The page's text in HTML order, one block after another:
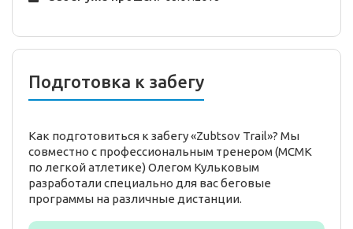
Подготовка к забегу
Как подготовиться к забегу «Zubtsov Trail»? Мы
совместно с профессиональным тренером (МСМК
по легкой атлетике) Олегом Кульковым
разработали специально для вас беговые
программы на различные дистанции.